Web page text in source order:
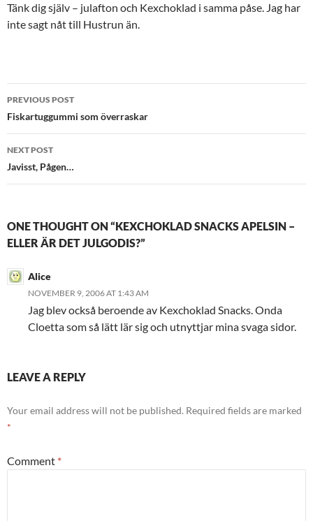
Tänk dig själv – julafton och Kexchoklad i samma påse. Jag har
inte sagt nåt till Hustrun än.
Post
navigation
PREVIOUS POST
Fiskartuggummi som överraskar
NEXT POST
Javisst, Pågen…
ONE THOUGHT ON “KEXCHOKLAD SNACKS APELSIN –
ELLER ÄR DET JULGODIS?”
Alice
NOVEMBER 9, 2006 AT 1:43 AM
Jag blev också beroende av Kexchoklad Snacks. Onda
Cloetta som så lätt lär sig och utnyttjar mina svaga sidor.
LEAVE A REPLY
Your email address will not be published. Required fields are marked
*
Comment *